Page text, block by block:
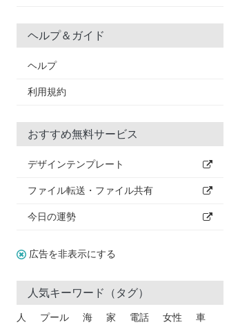
ヘルプ＆ガイド
ヘルプ
利用規約
おすすめ無料サービス
デザインテンプレート
ファイル転送・ファイル共有
今日の運勢
広告を非表示にする
人気キーワード（タグ）
人 プール 海 家 電話 女性 車